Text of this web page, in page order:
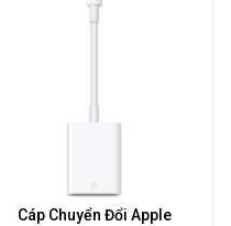
Cáp Chuyển Đổi Apple